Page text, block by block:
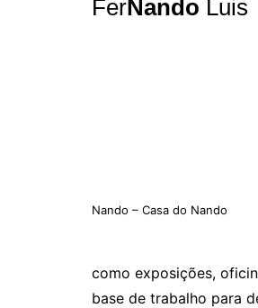
FerNando Luis
Nando – Casa do Nando
como exposições,
base de trabalho para